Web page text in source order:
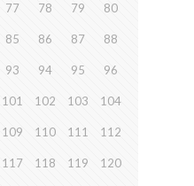
77 78 79 80
85 86 87 88
93 94 95 96
101 102 103 104
109 110 111 112
117 118 119 120